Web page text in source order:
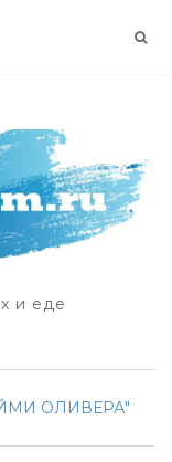
и еде
ОЛИВЕРА"